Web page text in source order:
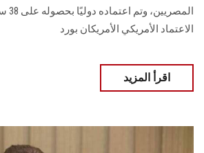
الاعتماد الأمريكي الأمريكان بورد
اقرأ المزيد